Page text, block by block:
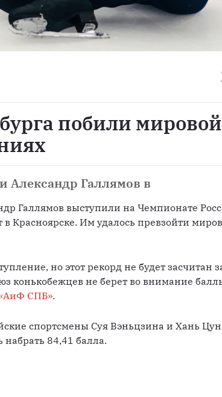
побили мировой
Галлямов в
Галлямов выступили на Чемпионате
Красноярске. Им удалось превзойти
но этот рекорд не будет засчитан
конькобежцев не берет во внимание
СПБ».
спортсмены Суя Вэньцзина и Хань
84,41 балла.